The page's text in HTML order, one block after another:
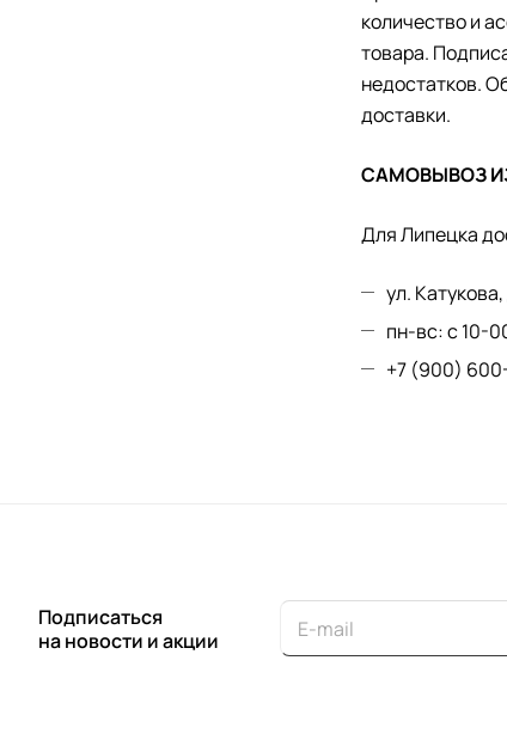
количество и
товара.
недостатков.
доставки.
САМОВЫВОЗ
Для Липецка
ул.
пн-вс: с 10-
+7 (900)
Подписаться
на новости и акции